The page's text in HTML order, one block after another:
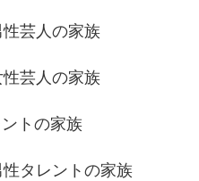
性芸人の家族
性芸人の家族
トの家族
性タレントの家族